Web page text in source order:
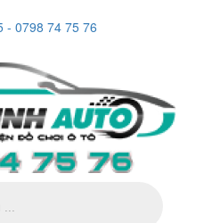
- 0798 74 75 76